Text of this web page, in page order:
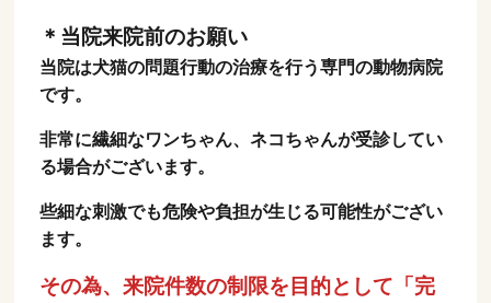
＊当院来院前のお願い
当院は犬猫の問題行動の治療を行う専門の動物病院
です。
非常に繊細なワンちゃん、ネコちゃんが受診してい
る場合がございます。
些細な刺激でも危険や負担が生じる可能性がござい
ます。
その為、来院件数の制限を目的として「完